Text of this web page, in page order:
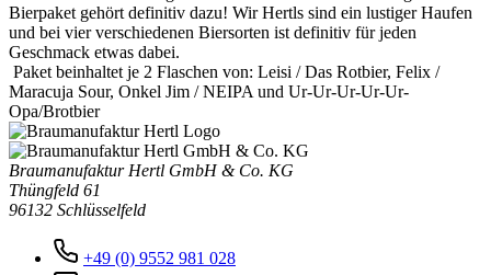
Bierpaket gehört definitiv dazu! Wir Hertls sind ein lustiger Haufen
und bei vier verschiedenen Biersorten ist definitiv für jeden
Geschmack etwas dabei.
Paket beinhaltet je 2 Flaschen von: Leisi / Das Rotbier, Felix /
Maracuja Sour, Onkel Jim / NEIPA und Ur-Ur-Ur-Ur-Ur-
Opa/Brotbier
Braumanufaktur Hertl GmbH & Co. KG
Thüngfeld 61
96132 Schlüsselfeld
+49 (0) 9552 981 028